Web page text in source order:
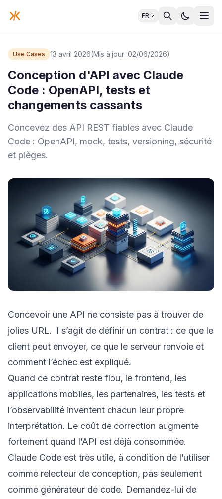
FR
Use Cases 13 avril 2026(Mis à jour: 02/06/2026)
Conception d'API avec Claude
Code : OpenAPI, tests et
changements cassants
Concevez des API REST fiables avec Claude
Code : OpenAPI, mock, tests, versioning, sécurité
et pièges.
Concevoir une API ne consiste pas à trouver de
jolies URL. Il s’agit de définir un contrat : ce que le
client peut envoyer, ce que le serveur renvoie et
comment l’échec est expliqué.
Quand ce contrat reste flou, le frontend, les
applications mobiles, les partenaires, les tests et
l’observabilité inventent chacun leur propre
interprétation. Le coût de correction augmente
fortement quand l’API est déjà consommée.
Claude Code est très utile, à condition de l’utiliser
comme relecteur de conception, pas seulement
comme générateur de code. Demandez-lui de